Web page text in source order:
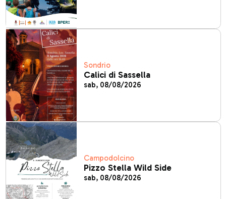
Sondrio
Calici di Sassella
sab, 08/08/2026
Campodolcino
Pizzo Stella Wild Side
sab, 08/08/2026